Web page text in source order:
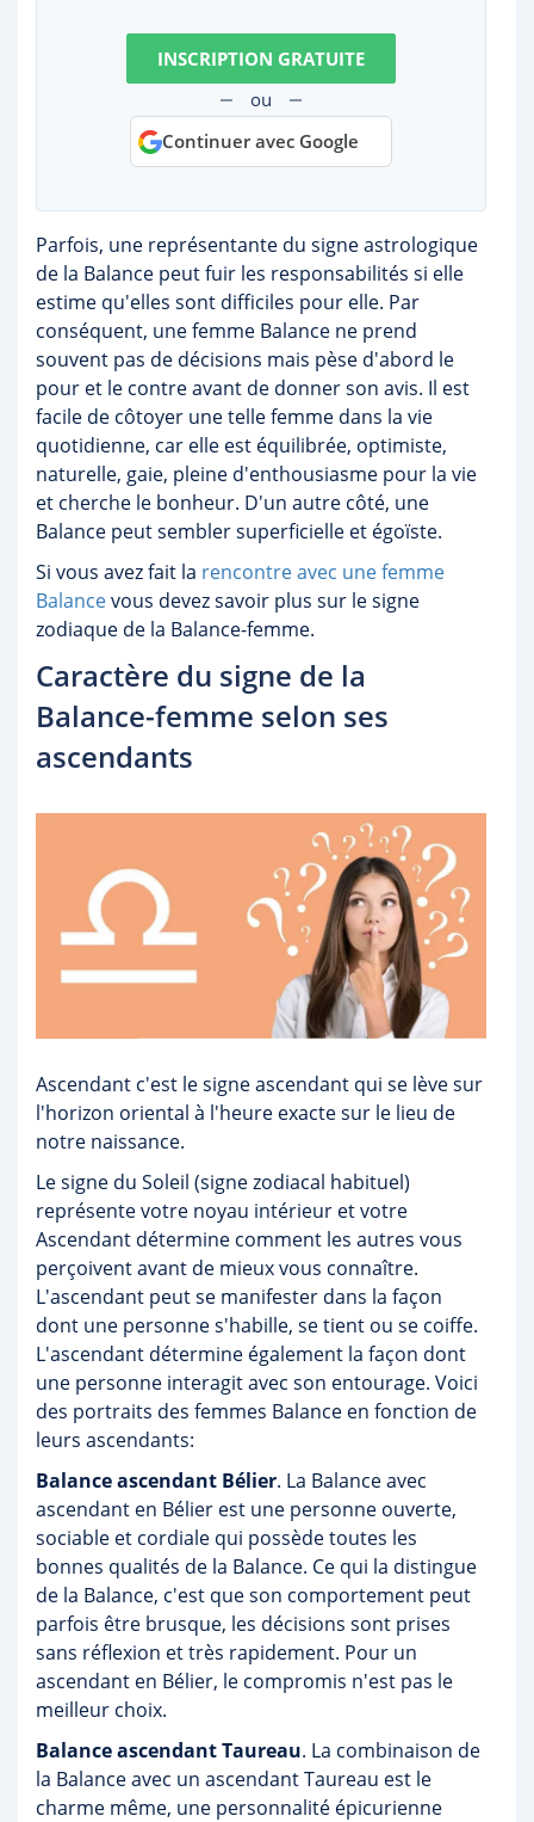
INSCRIPTION GRATUITE
ou
Continuer avec Google
Parfois, une représentante du signe astrologique
de la Balance peut fuir les responsabilités si elle
estime qu'elles sont difficiles pour elle. Par
conséquent, une femme Balance ne prend
souvent pas de décisions mais pèse d'abord le
pour et le contre avant de donner son avis. Il est
facile de côtoyer une telle femme dans la vie
quotidienne, car elle est équilibrée, optimiste,
naturelle, gaie, pleine d'enthousiasme pour la vie
et cherche le bonheur. D'un autre côté, une
Balance peut sembler superficielle et égoïste.
Si vous avez fait la rencontre avec une femme
Balancevous devez savoir plus sur le signe
zodiaque de la Balance-femme.
Caractère du signe de la
Balance-femme selon ses
ascendants
Ascendant c'est le signe ascendant qui se lève sur
l'horizon oriental à l'heure exacte sur le lieu de
notre naissance.
Le signe du Soleil (signe zodiacal habituel)
représente votre noyau intérieur et votre
Ascendant détermine comment les autres vous
perçoivent avant de mieux vous connaître.
L'ascendant peut se manifester dans la façon
dont une personne s'habille, se tient ou se coiffe.
L'ascendant détermine également la façon dont
une personne interagit avec son entourage. Voici
des portraits des femmes Balance en fonction de
leurs ascendants:
Balance ascendant Bélier. La Balance avec
ascendant en Bélier est une personne ouverte,
sociable et cordiale qui possède toutes les
bonnes qualités de la Balance. Ce qui la distingue
de la Balance, c'est que son comportement peut
parfois être brusque, les décisions sont prises
sans réflexion et très rapidement. Pour un
ascendant en Bélier, le compromis n'est pas le
meilleur choix.
Balance ascendant Taureau. La combinaison de
la Balance avec un ascendant Taureau est le
charme même, une personnalité épicurienne